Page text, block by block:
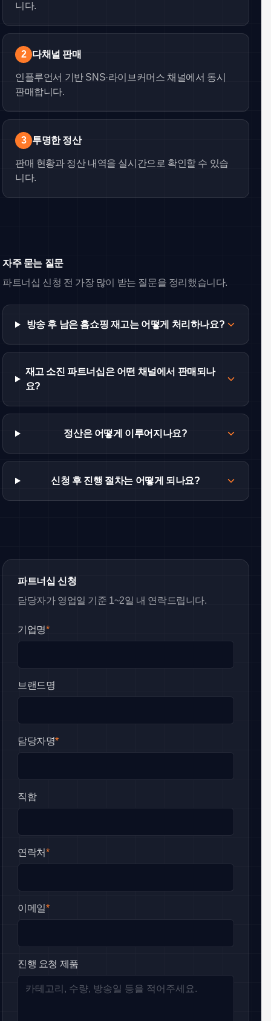
니다.
2 다채널 판매
인플루언서 기반 SNS·라이브커머스 채널에서 동시
판매합니다.
3 투명한 정산
판매 현황과 정산 내역을 실시간으로 확인할 수 있습
니다.
자주 묻는 질문
파트너십 신청 전 가장 많이 받는 질문을 정리했습니다.
방송 후 남은 홈쇼핑 재고는 어떻게 처리하나요?
재고 소진 파트너십은 어떤 채널에서 판매되나
요?
정산은 어떻게 이루어지나요?
신청 후 진행 절차는 어떻게 되나요?
파트너십 신청
담당자가 영업일 기준 1~2일 내 연락드립니다.
기업명*
브랜드명
담당자명*
직함
연락처*
이메일*
진행 요청 제품